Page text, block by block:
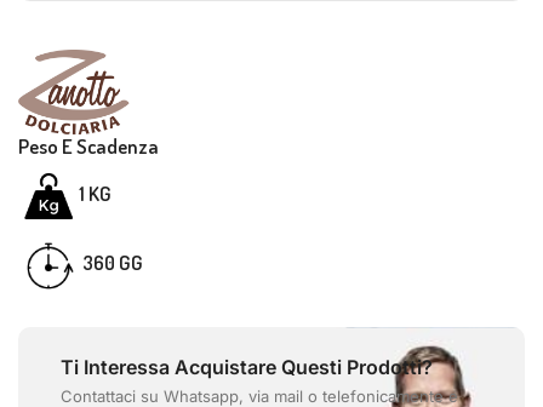
Peso E Scadenza
1 KG
360 GG
Ti Interessa Acquistare Questi Prodotti?
Contattaci su Whatsapp, via mail o telefonicamente e